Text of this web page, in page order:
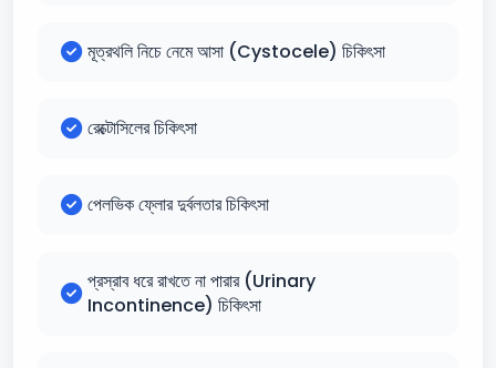
মূত্রথলি নিচে নেমে আসা (Cystocele) চিকিৎসা
রেক্টোসিলের চিকিৎসা
পেলভিক ফ্লোর দুর্বলতার চিকিৎসা
প্রস্রাব ধরে রাখতে না পারার (Urinary
Incontinence) চিকিৎসা